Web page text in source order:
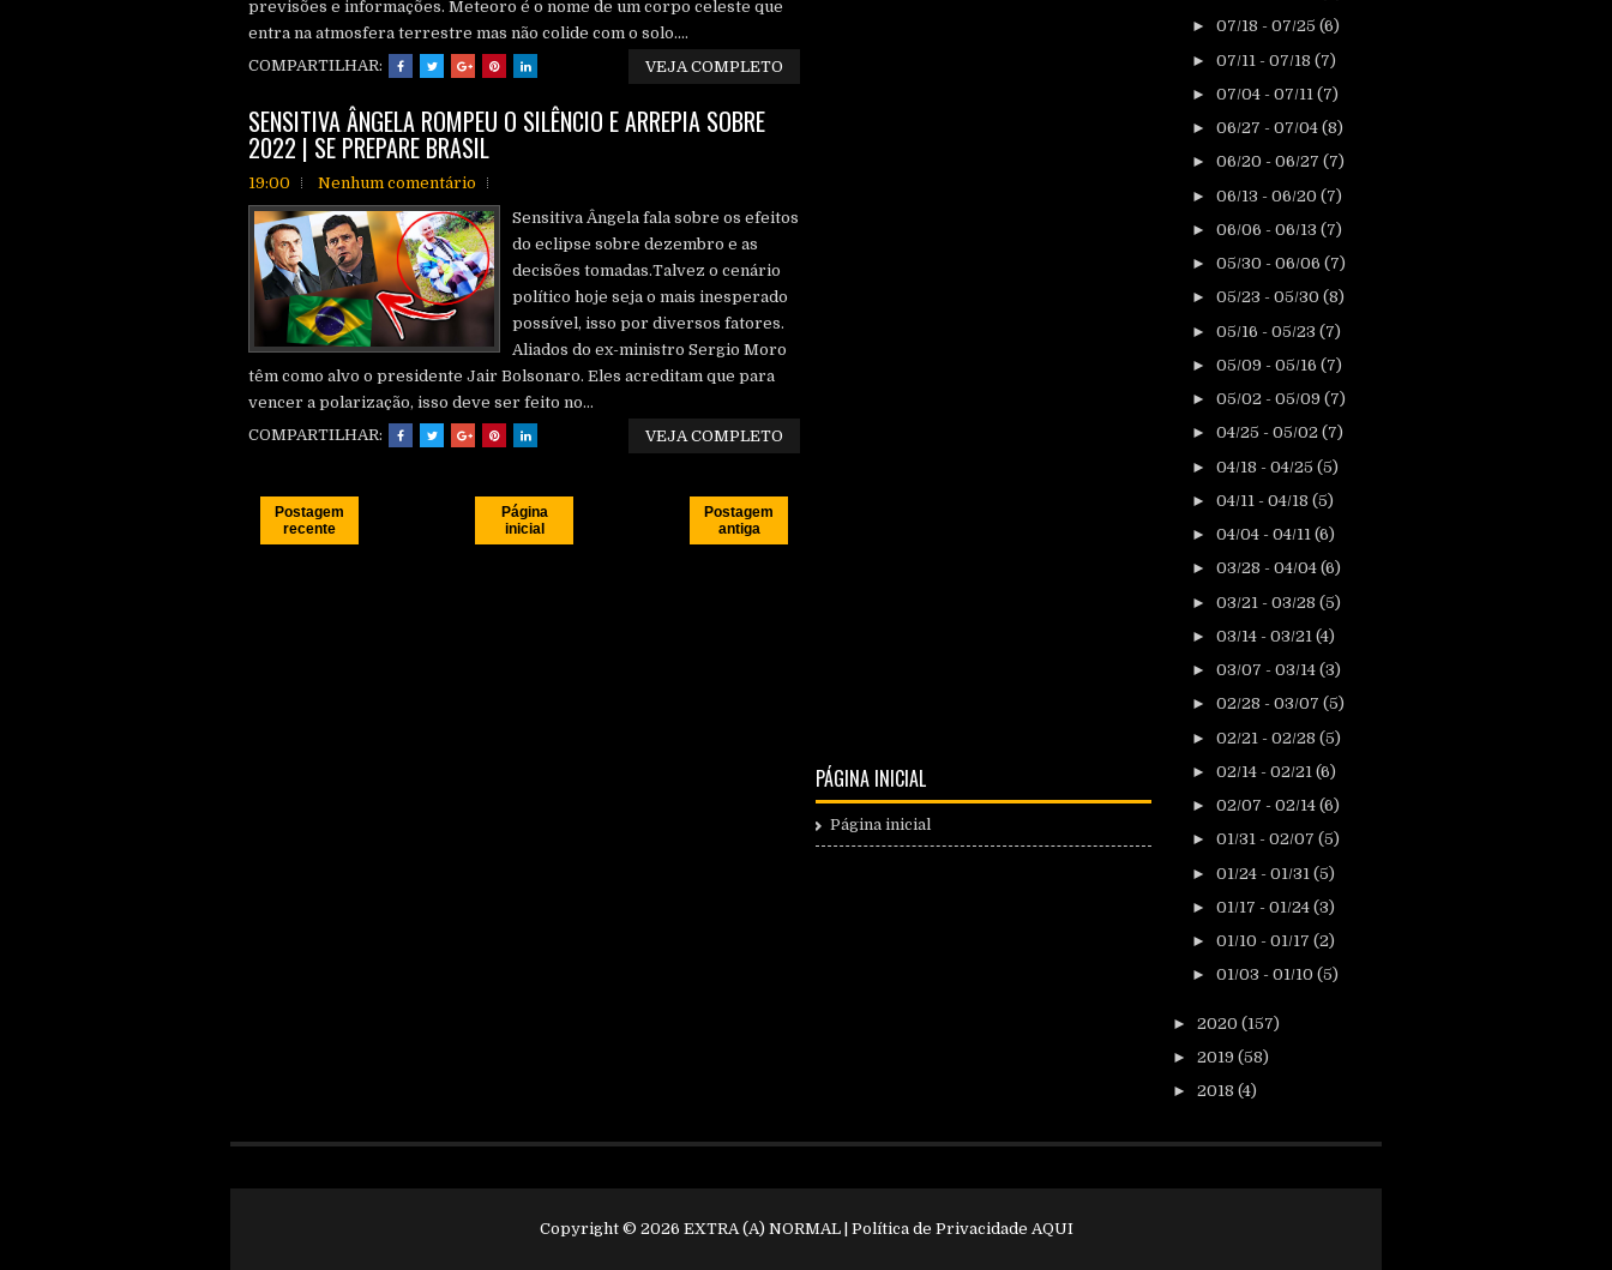
previsões e informações. Meteoro é o nome de um corpo celeste que
entra na atmosfera terrestre mas não colide com o solo....
COMPARTILHAR:
VEJA COMPLETO
SENSITIVA ÂNGELA ROMPEU O SILÊNCIO E ARREPIA SOBRE
2022 | SE PREPARE BRASIL
19:00
Nenhum comentário
Sensitiva Ângela fala sobre os efeitos
do eclipse sobre dezembro e as
decisões tomadas.Talvez o cenário
político hoje seja o mais inesperado
possível, isso por diversos fatores.
Aliados do ex-ministro Sergio Moro
têm como alvo o presidente Jair Bolsonaro. Eles acreditam que para
vencer a polarização, isso deve ser feito no...
COMPARTILHAR:
VEJA COMPLETO
Postagem
recente
Postagem
antiga
Página
inicial
PÁGINA INICIAL
Página inicial
► 07/18 - 07/25 (6)
► 07/11 - 07/18 (7)
► 07/04 - 07/11 (7)
► 06/27 - 07/04 (8)
► 06/20 - 06/27 (7)
► 06/13 - 06/20 (7)
► 06/06 - 06/13 (7)
► 05/30 - 06/06 (7)
► 05/23 - 05/30 (8)
► 05/16 - 05/23 (7)
► 05/09 - 05/16 (7)
► 05/02 - 05/09 (7)
► 04/25 - 05/02 (7)
► 04/18 - 04/25 (5)
► 04/11 - 04/18 (5)
► 04/04 - 04/11 (6)
► 03/28 - 04/04 (6)
► 03/21 - 03/28 (5)
► 03/14 - 03/21 (4)
► 03/07 - 03/14 (3)
► 02/28 - 03/07 (5)
► 02/21 - 02/28 (5)
► 02/14 - 02/21 (6)
► 02/07 - 02/14 (6)
► 01/31 - 02/07 (5)
► 01/24 - 01/31 (5)
► 01/17 - 01/24 (3)
► 01/10 - 01/17 (2)
► 01/03 - 01/10 (5)
► 2020 (157)
► 2019 (58)
► 2018 (4)
Copyright © 2026 EXTRA (A) NORMAL| Política de Privacidade AQUI